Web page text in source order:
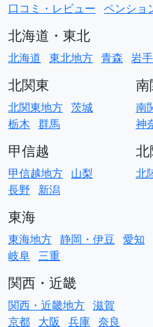
口コミ・レビュー ペンショ
北海道・東北
北海道 東北地方 青森 岩手
北関東
北関東地方 茨城
栃木 群馬
南
南
神
甲信越
甲信越地方 山梨
長野
新潟
北
北
東海
東海地方 静岡・伊豆 愛知
岐阜 三重
関西・近畿
関西・近畿地方 滋賀
京都 大阪 兵庫 奈良